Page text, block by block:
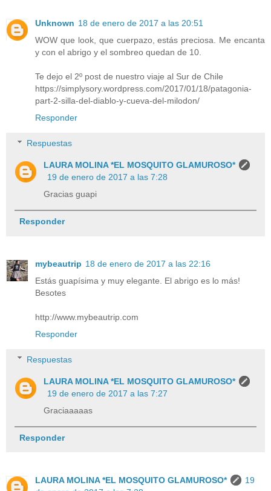
Unknown 18 de enero de 2017 a las 20:51
WOW que look, que cuerpazo, estás preciosa. Me encanta
y con el abrigo y el sombreo quedan de 10.
Te dejo el 2º post de nuestro viaje al Sur de Chile
https://simplysory.wordpress.com/2017/01/18/patagonia-
part-2-silla-del-diablo-y-cueva-del-milodon/
Responder
Respuestas
LAURA MOLINA *EL MOSQUITO GLAMUROSO*
19 de enero de 2017 a las 7:28
Gracias guapi
Responder
mybeautrip 18 de enero de 2017 a las 22:16
Estás guapísima y muy elegante. El abrigo es lo más!
Besotes
http://www.mybeautrip.com
Responder
Respuestas
LAURA MOLINA *EL MOSQUITO GLAMUROSO*
19 de enero de 2017 a las 7:27
Graciaaaaas
Responder
LAURA MOLINA *EL MOSQUITO GLAMUROSO*
19